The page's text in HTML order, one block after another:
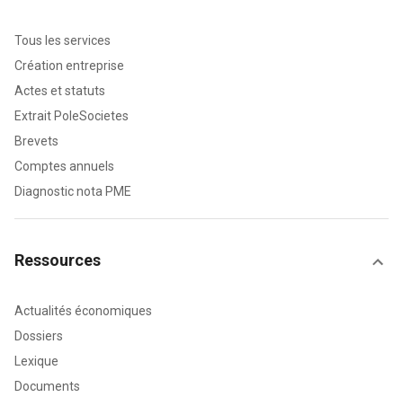
Tous les services
Création entreprise
Actes et statuts
Extrait PoleSocietes
Brevets
Comptes annuels
Diagnostic nota PME
Ressources
Actualités économiques
Dossiers
Lexique
Documents